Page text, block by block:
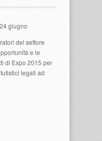
giugno
del settore
e le
di Expo 2015 per
legati ad